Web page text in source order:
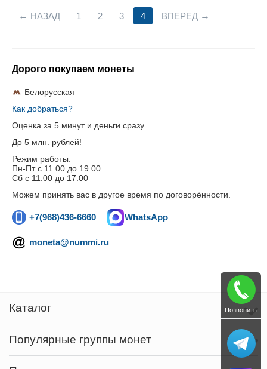
НАЗАД 1 2 3 4 ВПЕРЕД
Дорого покупаем монеты
Белорусская
Как добраться?
Оценка за 5 минут и деньги сразу.
До 5 млн. рублей!
Режим работы:
Пн-Пт c 11.00 до 19.00
Сб с 11.00 до 17.00
Можем принять вас в другое время по договорённости.
+7(968)436-6660 WhatsApp
moneta@nummi.ru
Каталог
Популярные группы монет
Позвонить